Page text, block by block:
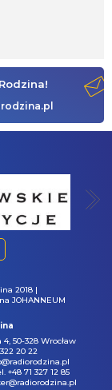
2018 |
JOHANNEUM
50-328 Wrocław
20 22
+48 71 327 12 85